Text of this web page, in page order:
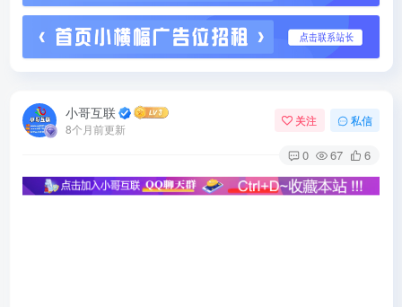
小哥互联
8个月前更新
关注 私信
0 67 6